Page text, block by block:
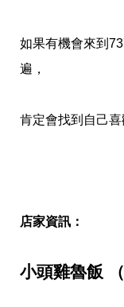
如果有機會來到
遍，
肯定會找到自己喜
店家資訊：
小頭雞魯飯